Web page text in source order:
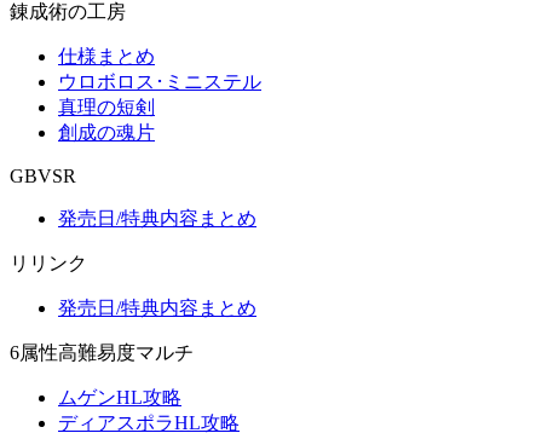
錬成術の工房
仕様まとめ
ウロボロス･ミニステル
真理の短剣
創成の魂片
GBVSR
発売日/特典内容まとめ
リリンク
発売日/特典内容まとめ
6属性高難易度マルチ
ムゲンHL攻略
ディアスポラHL攻略